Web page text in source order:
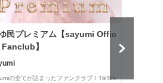
民プレミアム【sayumi Offic
】
の全てが詰まったファンクラブ！TikTok